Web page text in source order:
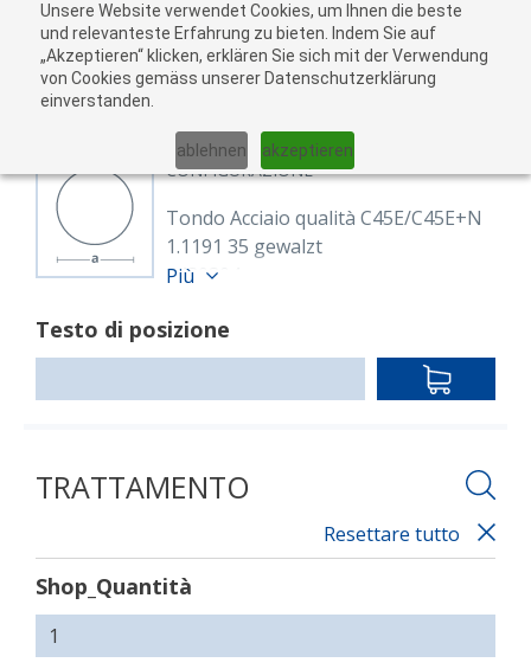
Unsere Website verwendet Cookies, um Ihnen die beste
und relevanteste Erfahrung zu bieten. Indem Sie auf
„Akzeptieren“ klicken, erklären Sie sich mit der Verwendung
von Cookies gemäss unserer Datenschutzerklärung
einverstanden.
ablehnen akzeptieren
01 02
CONFIGURAZIONE
Tondo Acciaio qualità C45E/C45E+N
1.1191 35 gewalzt
8430304
(1.1191/1.1201)
EN ISO 683-1, EN 10060
Più
Testo di posizione
IN
TRATTAMENTO
Resettare tutto
Shop_Quantità